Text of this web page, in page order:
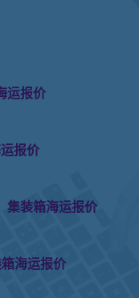
运报价
报价
集装箱海运报价
海运报价